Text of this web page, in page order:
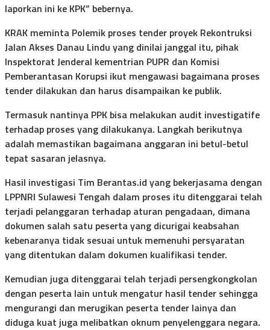
laporkan ini ke KPK” bebernya.
KRAK meminta Polemik proses tender proyek Rekontruksi
Jalan Akses Danau Lindu yang dinilai janggal itu, pihak
Inspektorat Jenderal kementrian PUPR dan Komisi
Pemberantasan Korupsi ikut mengawasi bagaimana proses
tender dilakukan dan harus disampaikan ke publik.
Termasuk nantinya PPK bisa melakukan audit investigatife
terhadap proses yang dilakukanya. Langkah berikutnya
adalah memastikan bagaimana anggaran ini betul-betul
tepat sasaran jelasnya.
Hasil investigasi Tim Berantas.id yang bekerjasama dengan
LPPNRI Sulawesi Tengah dalam proses itu ditenggarai telah
terjadi pelanggaran terhadap aturan pengadaan, dimana
dokumen salah satu peserta yang dicurigai keabsahan
kebenaranya tidak sesuai untuk memenuhi persyaratan
yang ditentukan dalam dokumen kualifikasi tender.
Kemudian juga ditenggarai telah terjadi persengkongkolan
dengan peserta lain untuk mengatur hasil tender sehingga
mengurangi dan merugikan peserta tender lainya dan
diduga kuat juga melibatkan oknum penyelenggara negara.